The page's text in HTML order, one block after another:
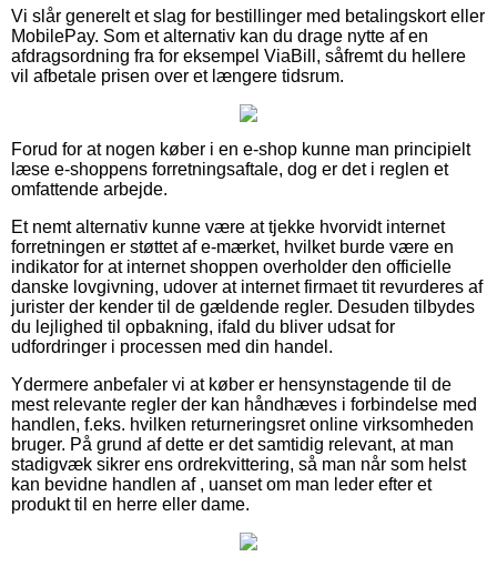
Vi slår generelt et slag for bestillinger med betalingskort eller
MobilePay. Som et alternativ kan du drage nytte af en
afdragsordning fra for eksempel ViaBill, såfremt du hellere
vil afbetale prisen over et længere tidsrum.
Forud for at nogen køber i en e-shop kunne man principielt
læse e-shoppens forretningsaftale, dog er det i reglen et
omfattende arbejde.
Et nemt alternativ kunne være at tjekke hvorvidt internet
forretningen er støttet af e-mærket, hvilket burde være en
indikator for at internet shoppen overholder den officielle
danske lovgivning, udover at internet firmaet tit revurderes af
jurister der kender til de gældende regler. Desuden tilbydes
du lejlighed til opbakning, ifald du bliver udsat for
udfordringer i processen med din handel.
Ydermere anbefaler vi at køber er hensynstagende til de
mest relevante regler der kan håndhæves i forbindelse med
handlen, f.eks. hvilken returneringsret online virksomheden
bruger. På grund af dette er det samtidig relevant, at man
stadigvæk sikrer ens ordrekvittering, så man når som helst
kan bevidne handlen af , uanset om man leder efter et
produkt til en herre eller dame.